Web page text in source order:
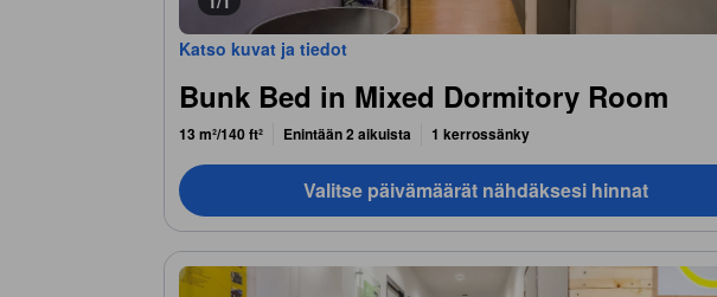
Katso kuvat ja tiedot
Bunk Bed in Mixed Dormitory Room
13 m²/140 ft² Enintään 2 aikuista 1 kerrossänky
Valitse päivämäärät nähdäksesi hinnat